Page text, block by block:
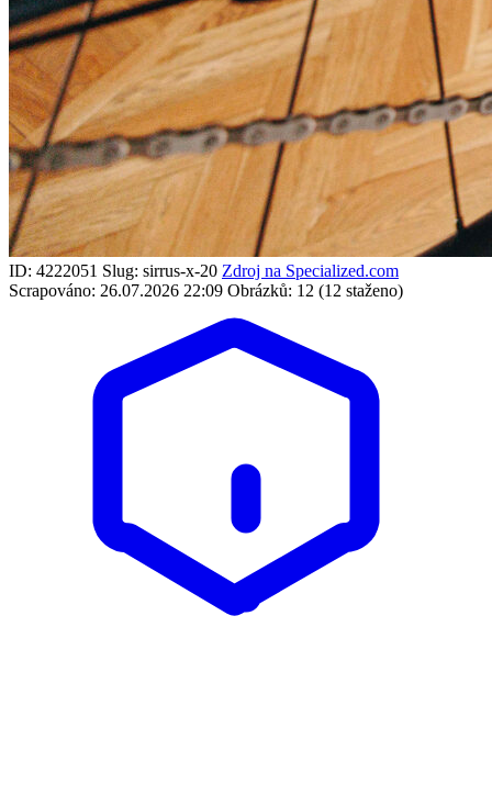
ID: 4222051 Slug: sirrus-x-20 Zdroj na Specialized.com
Scrapováno: 26.07.2026 22:09 Obrázků: 12 (12 staženo)